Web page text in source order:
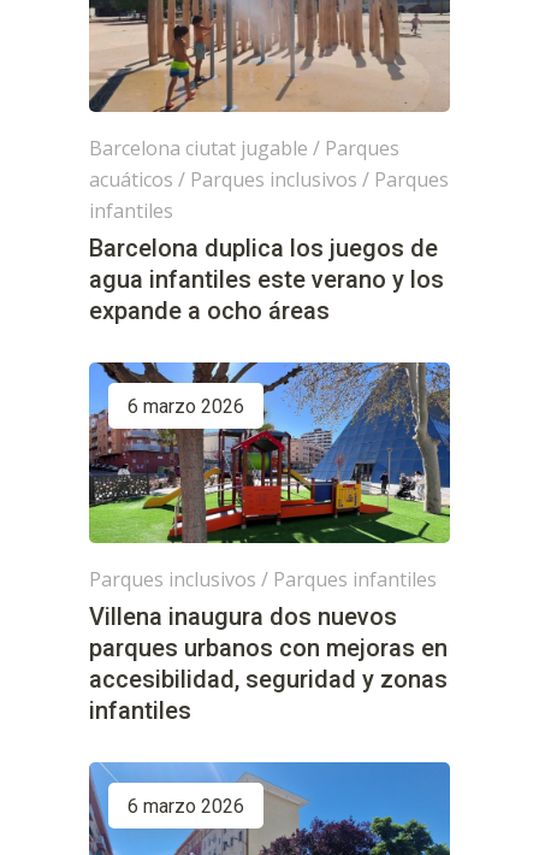
Barcelona ciutat jugable / Parques
acuáticos / Parques inclusivos / Parques
infantiles
Barcelona duplica los juegos de
agua infantiles este verano y los
expande a ocho áreas
6 marzo 2026
Parques inclusivos / Parques infantiles
Villena inaugura dos nuevos
parques urbanos con mejoras en
accesibilidad, seguridad y zonas
infantiles
6 marzo 2026